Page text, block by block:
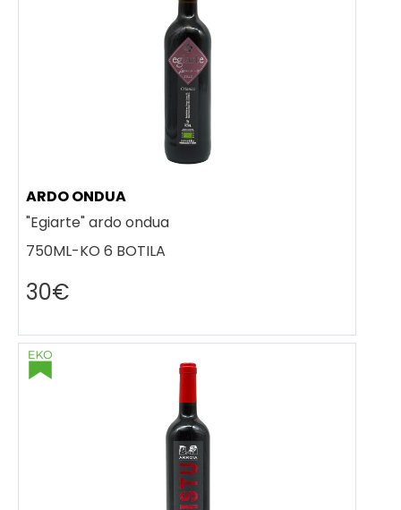
ARDO ONDUA
"Egiarte" ardo ondua
750ML-KO 6 BOTILA
30€